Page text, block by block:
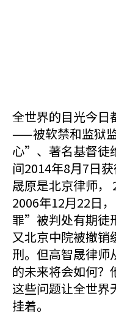
全世界的目光今日
——被软禁和监狱
心”、著名基督徒
间2014年8月7日
晟原是北京律师，
2006年12月22日
罪”被判处有期徒
又北京中院被撤销
刑。但高智晟律师
的未来将会如何？
这些问题让全世界
挂着。